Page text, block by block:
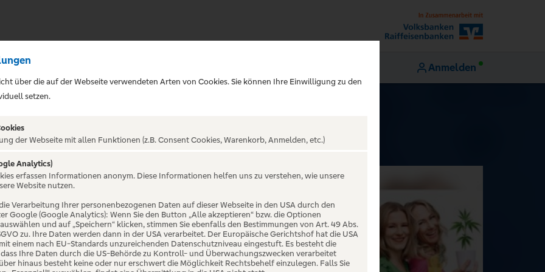
Anmelden
-
über die auf der Webseite verwendeten Arten von Cookies. Sie können Ihre Einwilligung zu den
setzen.
der Webseite mit allen Funktionen (z.B. Consent Cookies, Warenkorb, Anmelden, etc.)
Analytics)
erfassen Informationen anonym. Diese Informationen helfen uns zu verstehen, wie unsere
Website nutzen.
Verarbeitung Ihrer personenbezogenen Daten auf dieser Webseite in den USA durch den
Google (Google Analytics): Wenn Sie den Button „Alle akzeptieren“ bzw. die Optionen
und auf „Speichern“ klicken, stimmen Sie ebenfalls den Bestimmungen von Art. 49 Abs.
zu. Ihre Daten werden dann in der USA verarbeitet. Der Europäische Gerichtshof hat die USA
einem nach EU-Standards unzureichenden Datenschutzniveau eingestuft. Es besteht die
Ihre Daten durch die US-Behörde zu Kontroll- und Überwachungszwecken verarbeitet
hinaus besteht keine oder nur erschwert die Möglichkeit Rechtsbehelf einzulegen. Falls Sie